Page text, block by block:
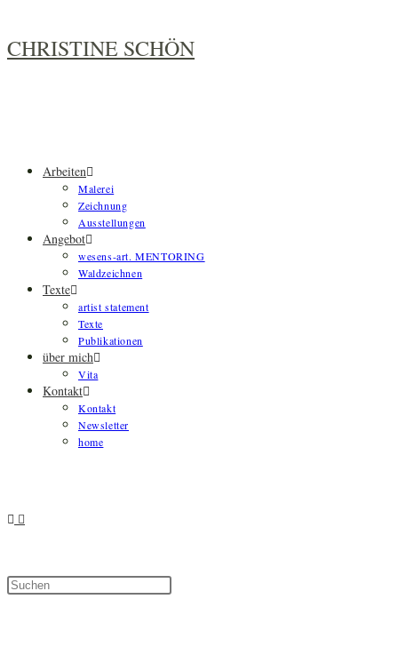
springen
CHRISTINE SCHÖN
Arbeiten
Malerei
Zeichnung
Ausstellungen
Angebot
wesens-art. MENTORING
Waldzeichnen
Texte
artist statement
Texte
Publikationen
über mich
Vita
Kontakt
Kontakt
Newsletter
home
Diese
Website
Press